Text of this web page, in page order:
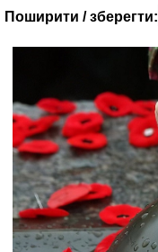
Поширити / зберегти: